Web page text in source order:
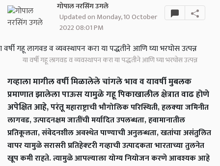
गोपाल नरसिंग उगले
Updated on Monday, 10 October
2022 08:01 PM
या वर्षी गहू लागवड व व्यवस्थापन करा या पद्धतीने आणि घ्या भरघोस उत्पन्न
गव्हाला मागील वर्षी मिळालेले चांगले भाव व यावर्षी मुबलक
प्रमाणात झालेला पाऊस यामुळे गहू पिकाखालील क्षेत्रात वाढ होणे
अपेक्षित आहे, परंतूमहाराष्ट्राची भौगोलिक परिस्थिती, हलक्‍या जमिनीत
लागवड, उत्पादनक्षम जातींची मर्यादित उपलब्धता, हवामानातील
प्रतिकूलता, संवेदनशील अवस्थेत पाण्याची अनुलब्धता, खतांचा असंतुलित
वापर यामुळे सरासरी प्रतिहेक्‍टरी गव्हाची उत्पादकता भारताच्या तुलनेत
खूप कमी राहते. त्यामुळे आपल्याला योग्य नियोजन करणे आवश्यक आहे